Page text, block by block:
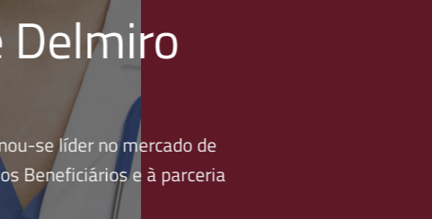
se líder no mercado de
Beneficiários e à parceria